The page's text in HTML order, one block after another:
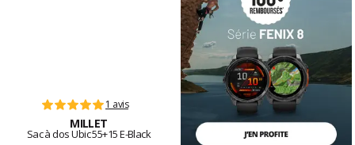
1 avis
MILLET
Sac à dos Ubic 55+15 E-Black